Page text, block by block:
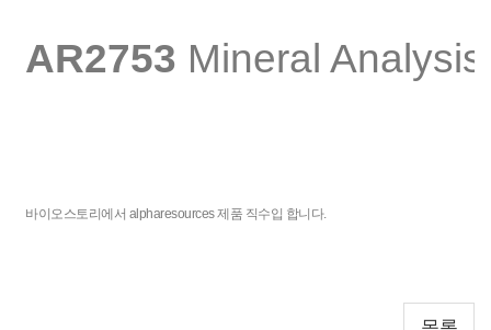
AR2753 Mineral
바이오스토리에서 alpharesources 제품 직수입 합니다.